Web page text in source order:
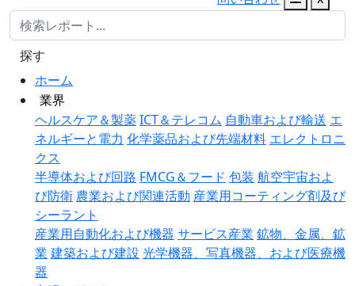
ホーム
業界
ヘルスケア＆製薬ICT＆テレコム 自動車および輸送 エ
ネルギーと電力 化学薬品および先端材料 エレクトロニ
クス
半導体および回路 FMCG＆フード 包装 航空宇宙およ
び防衛 農業および関連活動 産業用コーティング剤及び
シーラント
産業用自動化および機器 サービス産業 鉱物、金属、鉱
業 建築および建設 光学機器、写真機器、および医療機
器
探す